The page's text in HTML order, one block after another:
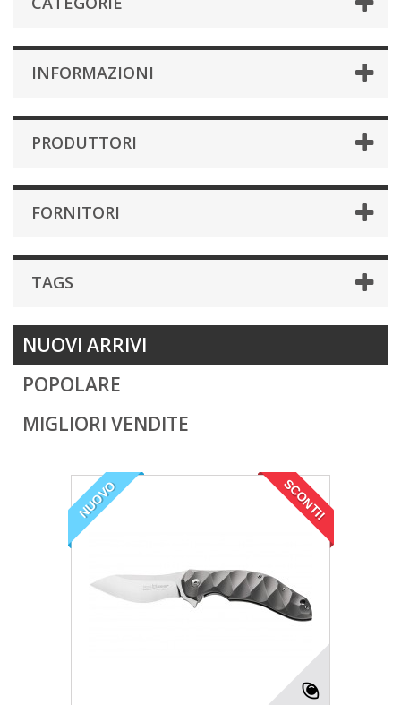
INFORMAZIONI
PRODUTTORI
FORNITORI
TAGS
NUOVI ARRIVI
POPOLARE
MIGLIORI VENDITE
NUOVO SCONTI!